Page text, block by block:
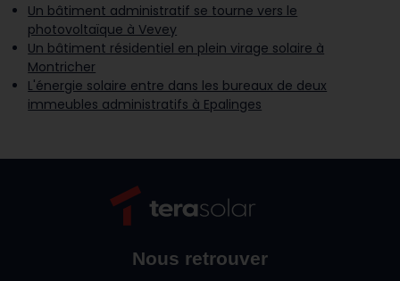
Un bâtiment administratif se tourne vers le
photovoltaïque à Vevey
Un bâtiment résidentiel en plein virage solaire à
Montricher
L'énergie solaire entre dans les bureaux de deux
immeubles administratifs à Epalinges
Nous retrouver